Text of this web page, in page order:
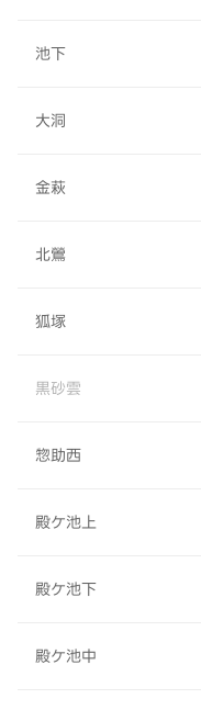
池下
大洞
金萩
北鶯
狐塚
黒砂雲
惣助西
殿ケ池上
殿ケ池下
殿ケ池中